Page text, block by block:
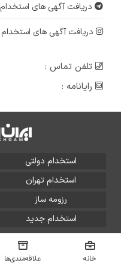
دریافت آگهی های استخدام
دریافت آگهی های استخدام
تلفن تماس :
رایانامه :
استخدام دولتی
استخدام تهران
رزومه ساز
استخدام جدید
تمامی حقوق این
گونه سوءاستفاده
خانه علاقه‌مندی‌ها